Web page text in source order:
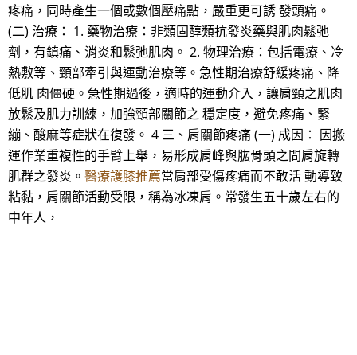
疼痛，同時產生一個或數個壓痛點，嚴重更可誘 發頭痛。
(二) 治療： 1. 藥物治療：非類固醇類抗發炎藥與肌肉鬆弛
劑，有鎮痛、消炎和鬆弛肌肉。 2. 物理治療：包括電療、冷
熱敷等、頸部牽引與運動治療等。急性期治療舒緩疼痛、降
低肌 肉僵硬。急性期過後，適時的運動介入，讓肩頸之肌肉
放鬆及肌力訓練，加強頸部關節之 穩定度，避免疼痛、緊
繃、酸麻等症狀在復發。 4 三、肩關節疼痛 (一) 成因： 因搬
運作業重複性的手臂上舉，易形成肩峰與肱骨頭之間肩旋轉
肌群之發炎。 醫療護膝推薦當肩部受傷疼痛而不敢活 動導致
粘黏，肩關節活動受限，稱為冰凍肩。常發生五十歲左右的
中年人，